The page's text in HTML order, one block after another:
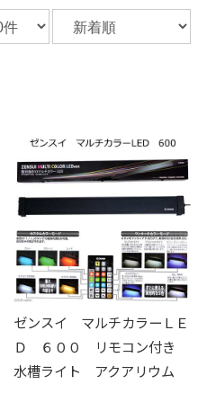
ゼンスイ マルチカラーＬＥ
Ｄ ６００ リモコン付き
水槽ライト アクアリウム